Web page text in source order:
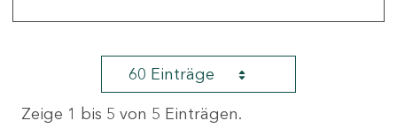
60 Einträge
Zeige 1 bis 5 von 5 Einträgen.